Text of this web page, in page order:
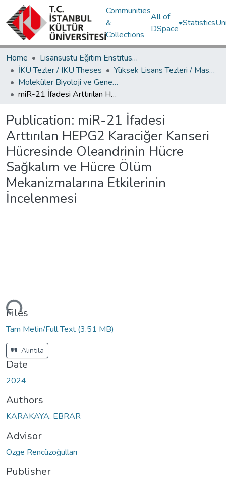
Communities
&
Collections
All of
DSpace
Statistics
Home
Lisansüstü Eğitim Enstitüsü / Postgraduate Education Institute
İKÜ Tezler / IKU Theses
Yüksek Lisans Tezleri / Master's Theses
Moleküler Biyoloji ve Genetik Ana Bilim Dalı / Department of Molecular Biology and Genetics
miR-21 İfadesi Arttırılan HEPG2 Karaciğer Kanseri Hücresinde Oleandrinin Hücre Sağkalım ve Hücre Ölüm Mekanizmalarına Etkilerinin İncelenmesi
Publication: miR-21 İfadesi
Arttırılan HEPG2 Karaciğer Kanseri
Hücresinde Oleandrinin Hücre
Sağkalım ve Hücre Ölüm
Mekanizmalarına Etkilerinin
İncelenmesi
Files
Tam Metin/Full Text (3.51 MB)
Alıntıla
Date
2024
Authors
KARAKAYA, EBRAR
Advisor
Özge Rencüzoğulları
Publisher